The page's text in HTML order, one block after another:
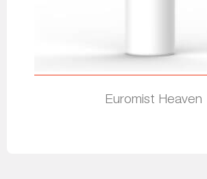
Euromist Heaven